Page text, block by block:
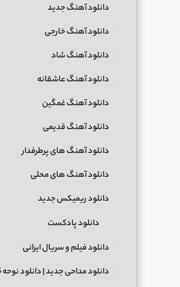
دانلود آهنگ جدید
دانلود آهنگ خارجی
دانلود آهنگ شاد
دانلود آهنگ عاشقانه
دانلود آهنگ غمگین
دانلود آهنگ قدیمی
دانلود آهنگ های پرطرفدار
دانلود آهنگ های محلی
دانلود ریمیکس جدید
دانلود پادکست
دانلود فیلم و سریال ایرانی
دانلود مداحی جدید | دانلود نوحه 1405